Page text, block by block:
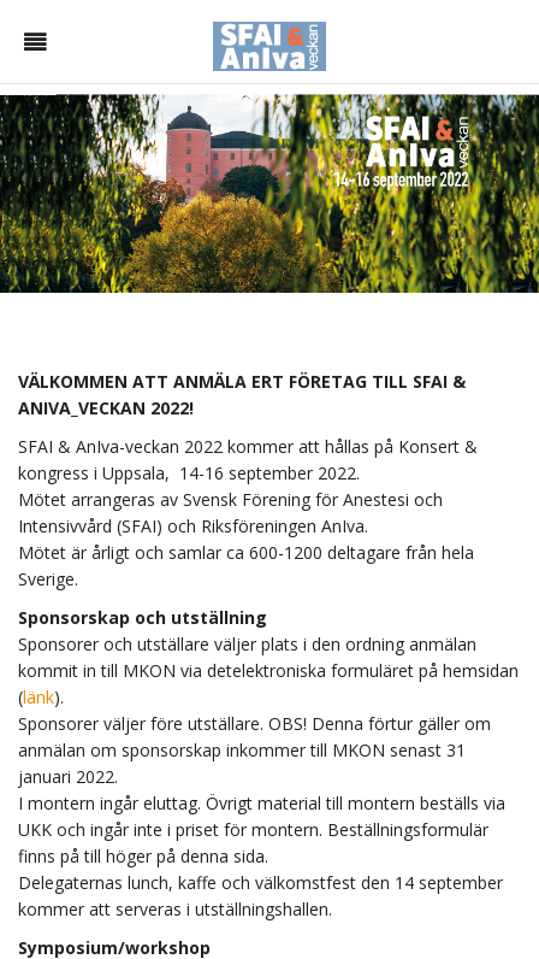
VÄLKOMMEN ATT ANMÄLA ERT FÖRETAG TILL SFAI &
ANIVA_VECKAN 2022!
SFAI & AnIva-veckan 2022 kommer att hållas på Konsert &
kongress i Uppsala, 14-16 september 2022.
Mötet arrangeras av Svensk Förening för Anestesi och
Intensivvård (SFAI) och Riksföreningen AnIva.
Mötet är årligt och samlar ca 600-1200 deltagare från hela
Sverige.
Sponsorskap och utställning
Sponsorer och utställare väljer plats i den ordning anmälan
kommit in till MKON via detelektroniska formuläret på hemsidan
(länk).
Sponsorer väljer före utställare. OBS! Denna förtur gäller om
anmälan om sponsorskap inkommer till MKON senast 31
januari 2022.
I montern ingår eluttag. Övrigt material till montern beställs via
UKK och ingår inte i priset för montern. Beställningsformulär
finns på till höger på denna sida.
Delegaternas lunch, kaffe och välkomstfest den 14 september
kommer att serveras i utställningshallen.
Symposium/workshop